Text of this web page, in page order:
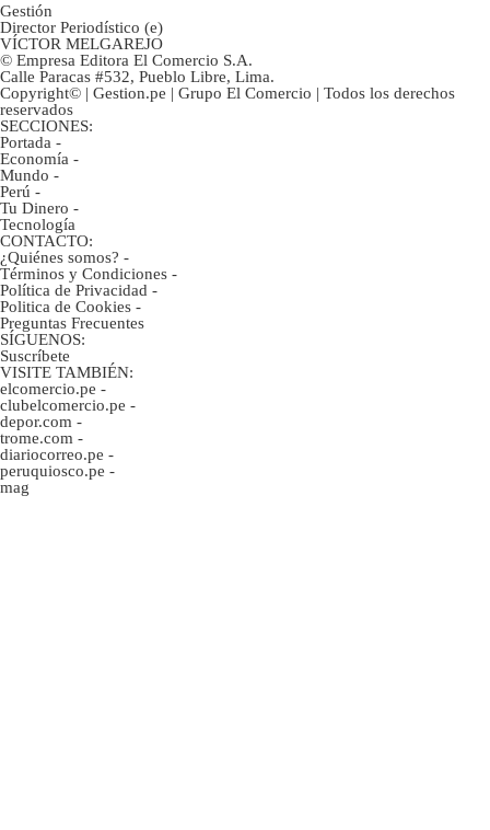
Gestión
Director Periodístico (e)
VÍCTOR MELGAREJO
© Empresa Editora El Comercio S.A.
Calle Paracas #532, Pueblo Libre, Lima.
Copyright© | Gestion.pe | Grupo El Comercio | Todos los derechos
reservados
SECCIONES:
Portada -
Economía -
Mundo -
Perú -
Tu Dinero -
Tecnología
CONTACTO:
¿Quiénes somos? -
Términos y Condiciones -
Política de Privacidad -
Politica de Cookies -
Preguntas Frecuentes
SÍGUENOS:
Suscríbete
VISITE TAMBIÉN:
elcomercio.pe -
clubelcomercio.pe -
depor.com -
trome.com -
diariocorreo.pe -
peruquiosco.pe -
mag